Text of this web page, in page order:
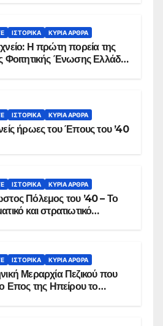
ΙΣΤΟΡΙΚΆ ΚΥΡΙΑ ΑΡΘΡΑ
Η πρώτη πορεία της
Φοιτητικής Ένωσης Ελλάδος
ΙΣΤΟΡΙΚΆ ΚΥΡΙΑ ΑΡΘΡΑ
ήρωες του Έπους του ’40
ΙΣΤΟΡΙΚΆ ΚΥΡΙΑ ΑΡΘΡΑ
Πόλεμος του ’40 – Το
και στρατιωτικό
ΙΣΤΟΡΙΚΆ ΚΥΡΙΑ ΑΡΘΡΑ
Μεραρχία Πεζικού που
Επος της Ηπείρου το